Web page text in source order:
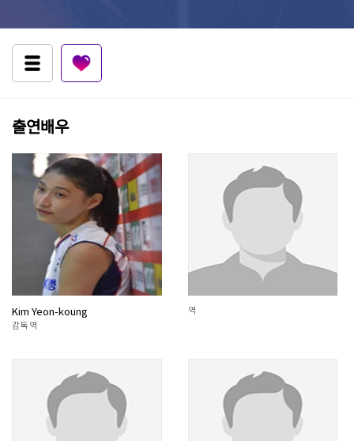
출연배우
Kim Yeon-koung
감독 역
역